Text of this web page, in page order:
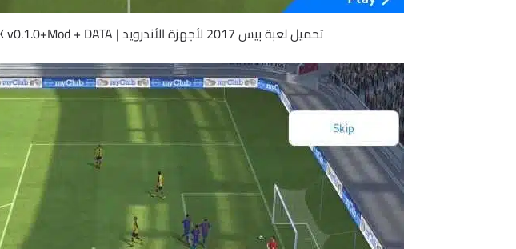
تحميل لعبة بيس 2017 لأجهزة الأندرويد | PES 2017 APK v0.1.0+Mod + DATA